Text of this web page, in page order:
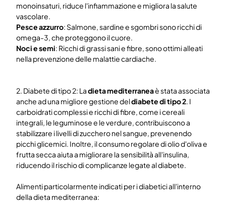
monoinsaturi, riduce l'infiammazione e migliora la salute
vascolare.
Pesce azzurro: Salmone, sardine e sgombri sono ricchi di
omega-3, che proteggono il cuore.
Noci e semi: Ricchi di grassi sani e fibre, sono ottimi alleati
nella prevenzione delle malattie cardiache.
2. Diabete di tipo 2: Ladieta mediterraneaè stata associata
anche ad una migliore gestione deldiabete di tipo 2. I
carboidrati complessi e ricchi di fibre, come i cereali
integrali, le leguminose e le verdure, contribuiscono a
stabilizzare i livelli di zucchero nel sangue, prevenendo
picchi glicemici. Inoltre, il consumo regolare di olio d'oliva e
frutta secca aiuta a migliorare la sensibilità all'insulina,
riducendo il rischio di complicanze legate al diabete.
Alimenti particolarmente indicati per i diabetici all'interno
della dieta mediterranea: